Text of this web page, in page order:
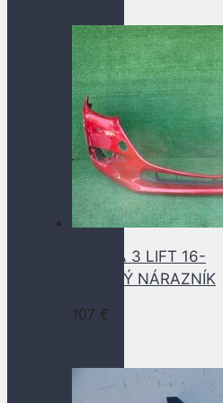
MAZDA 3 LIFT 16-
PREDNÝ NÁRAZNÍK
107 €